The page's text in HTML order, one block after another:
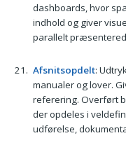
dashboards, hvor
indhold og giver
parallelt
Afsnitsopdelt:
manualer og lover.
referering. Overført
der opdeles i
udførelse,